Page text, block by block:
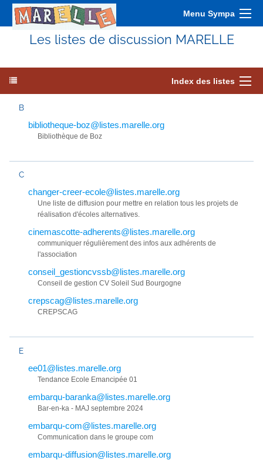
Menu Sympa
Les listes de discussion MARELLE
Index des listes
B
bibliotheque-boz@listes.marelle.org
Bibliothèque de Boz
C
changer-creer-ecole@listes.marelle.org
Une liste de diffusion pour mettre en relation tous les projets de
réalisation d'écoles alternatives.
cinemascotte-adherents@listes.marelle.org
communiquer régulièrement des infos aux adhérents de
l'association
conseil_gestioncvssb@listes.marelle.org
Conseil de gestion CV Soleil Sud Bourgogne
crepscag@listes.marelle.org
CREPSCAG
E
ee01@listes.marelle.org
Tendance Ecole Emancipée 01
embarqu-baranka@listes.marelle.org
Bar-en-ka - MAJ septembre 2024
embarqu-com@listes.marelle.org
Communication dans le groupe com
embarqu-diffusion@listes.marelle.org